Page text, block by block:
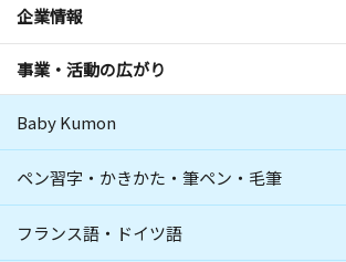
企業情報
事業・活動の広がり
Baby Kumon
ペン習字・かきかた・筆ペン・毛筆
フランス語・ドイツ語